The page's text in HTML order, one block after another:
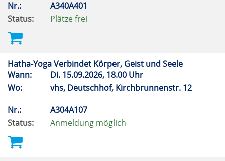
Nr.:
A340A401
Status:
Plätze frei
Hatha-Yoga Verbindet Körper, Geist und Seele
Wann:
Di. 15.09.2026, 18.00 Uhr
Wo:
vhs, Deutschhof, Kirchbrunnenstr. 12
Nr.:
A304A107
Status:
Anmeldung möglich